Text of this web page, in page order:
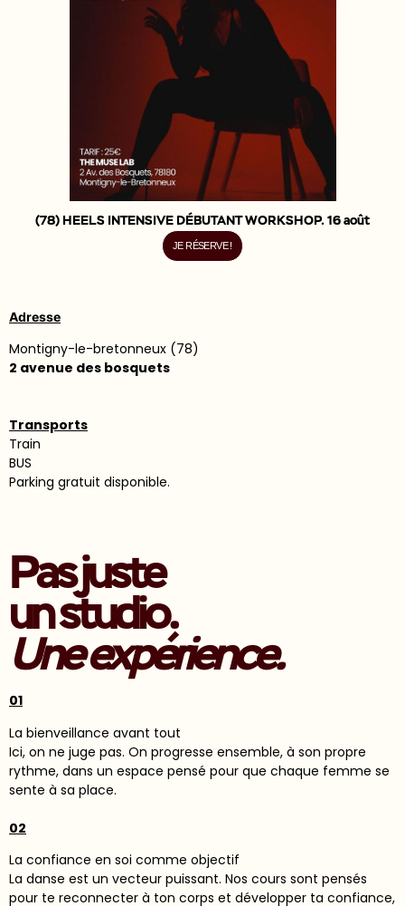
(78) HEELS INTENSIVE DÉBUTANT WORKSHOP. 16 août
JE RÉSERVE !
Adresse
Montigny-le-bretonneux (78)
2 avenue des bosquets
Transports
Train
BUS
Parking gratuit disponible.
Pas juste
un studio.
Une expérience.
01
La bienveillance avant tout
Ici, on ne juge pas. On progresse ensemble, à son propre
rythme, dans un espace pensé pour que chaque femme se
sente à sa place.
02
La confiance en soi comme objectif
La danse est un vecteur puissant. Nos cours sont pensés
pour te reconnecter à ton corps et développer ta confiance,